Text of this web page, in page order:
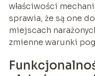
właściwości
sprawia, że są one
miejscach
zmienne warunki